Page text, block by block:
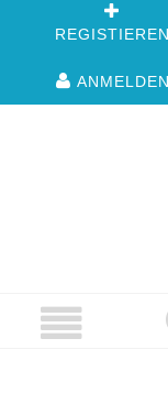
REGISTIEREN
ANMELDEN